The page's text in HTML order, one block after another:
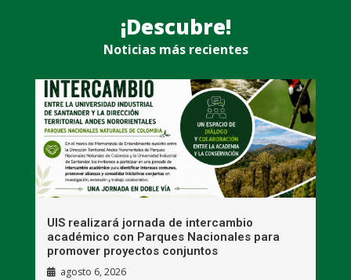
¡Descubre!
Noticias más recientes
UIS realizará jornada de intercambio
académico con Parques Nacionales para
promover proyectos conjuntos
agosto 6, 2026